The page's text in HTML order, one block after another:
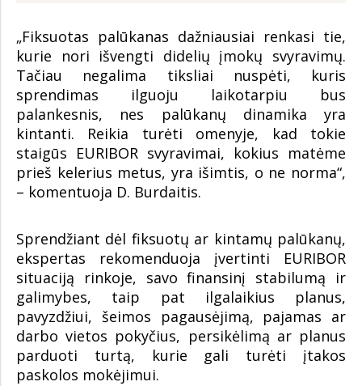
„Fiksuotas palūkanas dažniausiai renkasi tie,
kurie nori išvengti didelių įmokų svyravimų.
Tačiau negalima tiksliai nuspėti, kuris
sprendimas ilguoju laikotarpiu bus
palankesnis, nes palūkanų dinamika yra
kintanti. Reikia turėti omenyje, kad tokie
staigūs EURIBOR svyravimai, kokius matėme
prieš kelerius metus, yra išimtis, o ne norma“,
– komentuoja D. Burdaitis.
Sprendžiant dėl fiksuotų ar kintamų palūkanų,
ekspertas rekomenduoja įvertinti EURIBOR
situaciją rinkoje, savo finansinį stabilumą ir
galimybes, taip pat ilgalaikius planus,
pavyzdžiui, šeimos pagausėjimą, pajamas ar
darbo vietos pokyčius, persikėlimą ar planus
parduoti turtą, kurie gali turėti įtakos
paskolos mokėjimui.